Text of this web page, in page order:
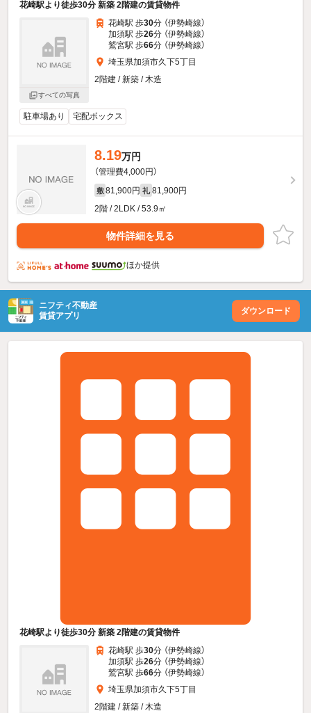
花崎駅より徒歩30分 新築 2階建の賃貸物件
すべての写真
花崎駅 歩30分 （伊勢崎線）
加須駅 歩26分 （伊勢崎線）
鷲宮駅 歩66分 （伊勢崎線）
埼玉県加須市久下5丁目
2階建 / 新築 / 木造
駐車場あり 宅配ボックス
8.19万円
（管理費4,000円）
敷 81,900円 礼 81,900円
2階 / 2LDK / 53.9㎡
物件詳細を見る
ほか提供
ニフティ不動産
賃貸アプリ
ダウンロード
花崎駅より徒歩30分 新築 2階建の賃貸物件
花崎駅 歩30分 （伊勢崎線）
加須駅 歩26分 （伊勢崎線）
鷲宮駅 歩66分 （伊勢崎線）
埼玉県加須市久下5丁目
2階建 / 新築 / 木造